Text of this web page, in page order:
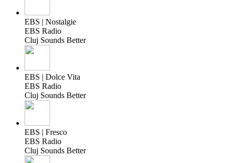
EBS | Nostalgie
EBS Radio
Cluj Sounds Better
EBS | Dolce Vita
EBS Radio
Cluj Sounds Better
EBS | Fresco
EBS Radio
Cluj Sounds Better